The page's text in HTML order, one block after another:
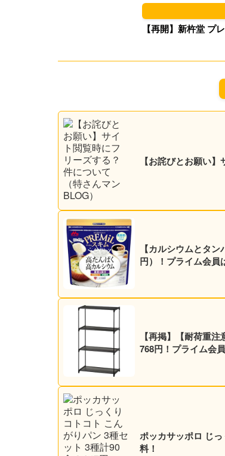
【再開】新杵堂 プ
【お詫びとお願い
【カルシウムとタ
円）！プライム会員
【再掲】【耐荷重
768円！プライム会
ポッカサッポロ じ
料！